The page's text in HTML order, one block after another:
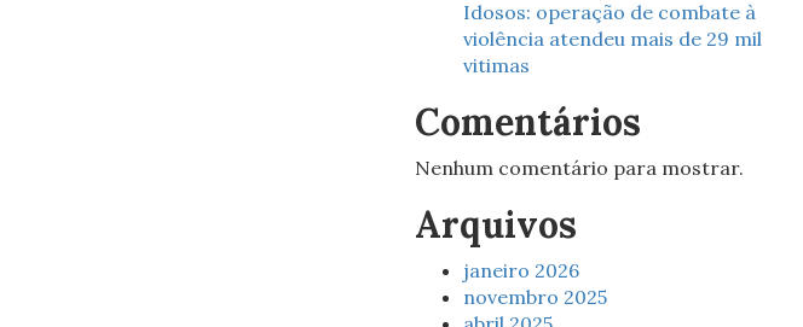
Idosos: operação de combate à
violência atendeu mais de 29 mil
vitimas
Comentários
Nenhum comentário para mostrar.
Arquivos
janeiro 2026
novembro 2025